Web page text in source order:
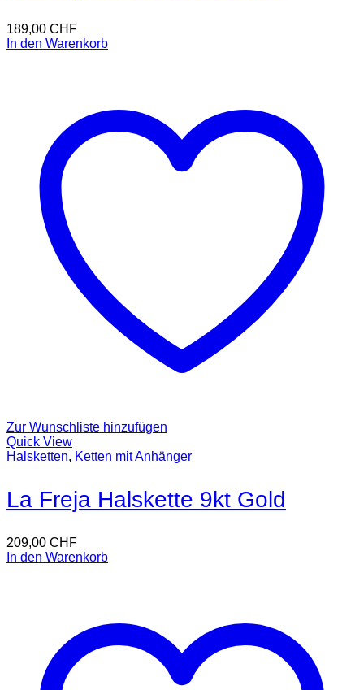
189,00 CHF
In den Warenkorb
Zur Wunschliste hinzufügen
Quick View
Halsketten, Ketten mit Anhänger
La Freja Halskette 9kt Gold
209,00 CHF
In den Warenkorb